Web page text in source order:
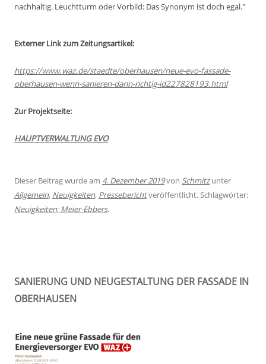
nachhaltig. Leuchtturm oder Vorbild: Das Synonym ist doch egal."
Externer Link zum Zeitungsartikel:
https://www.waz.de/staedte/oberhausen/neue-evo-fassade-
oberhausen-wenn-sanieren-dann-richtig-id227828193.html
Zur Projektseite:
HAUPTVERWALTUNG EVO
Dieser Beitrag wurde am 4. Dezember 2019von Schmitzunter
Allgemein, Neuigkeiten, Presseberichtveröffentlicht. Schlagwörter:
Neuigkeiten; Meier-Ebbers.
SANIERUNG UND NEUGESTALTUNG DER FASSADE IN
OBERHAUSEN